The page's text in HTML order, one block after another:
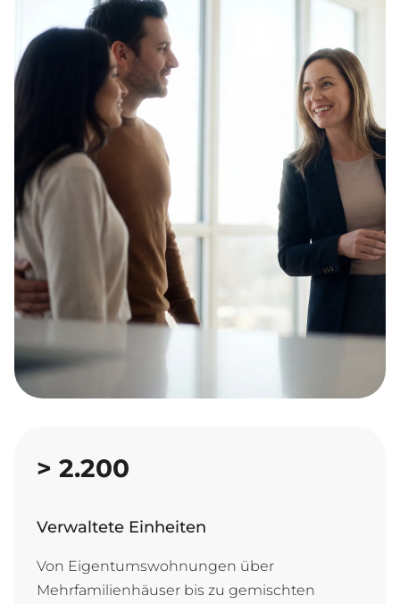
> 2.200
Verwaltete Einheiten
Von Eigentumswohnungen über
Mehrfamilienhäuser bis zu gemischten